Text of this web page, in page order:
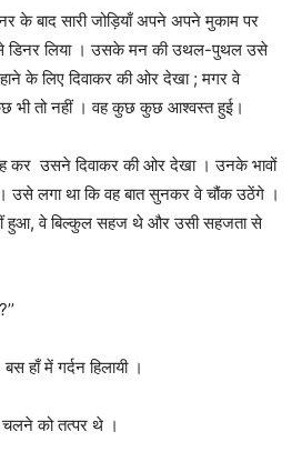
के बाद सारी जोड़ियाँ अपने अपने मुकाम पर
डिनर लिया । उसके मन की उथल-पुथल उसे
के लिए दिवाकर की ओर देखा;मगर वे
भी तो नहीं । वह कुछ कुछ आश्वस्त हुई।
कर उसने दिवाकर की ओर देखा । उनके भावों
उसे लगा था कि वह बात सुनकर वे चौंक उठेंगे ।
हुआ,वे बिल्कुल सहज थे और उसी सहजता से
?’’
हाँ में गर्दन हिलायी ।
को तत्पर थे ।